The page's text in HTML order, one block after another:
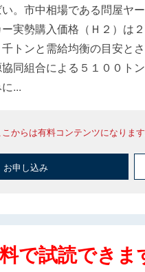
。市中相場である問屋ヤ
実勢購入価格（Ｈ２）は
トンと需給均衡の目安と
同組合による５１００ト
...
こからは有料コンテンツになりま
お申し込み
で試読できま